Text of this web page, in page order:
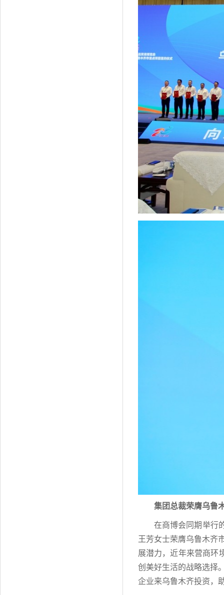
集团总裁荣膺乌鲁
在商博会同期举行
王芳女士荣膺乌鲁木齐
展潜力，近年来营商环
创美好生活的战略选择
企业来乌鲁木齐投资，